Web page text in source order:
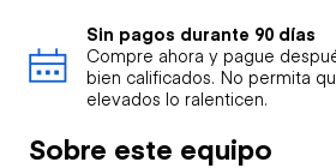
Sin pagos durante 90 días
Compre ahora y pague
bien calificados. No permita
elevados lo ralenticen.
Sobre este equipo